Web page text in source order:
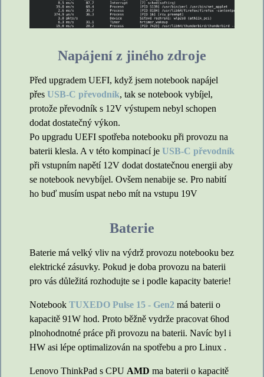
Napájení z jiného zdroje
Před upgradem UEFI, když jsem notebook napájel
přes USB-C převodník, tak se notebook vybíjel,
protože převodník s 12V výstupem nebyl schopen
dodat dostatečný výkon.
Po upgradu UEFI spotřeba notebooku při provozu na
baterii klesla. A v této kompinací je USB-C převodník
při vstupním napětí 12V dodat dostatečnou energii aby
se notebook nevybíjel. Ovšem nenabije se. Pro nabití
ho buď musím uspat nebo mít na vstupu 19V
Baterie
Baterie má velký vliv na výdrž provozu notebooku bez
elektrické zásuvky. Pokud je doba provozu na baterii
pro vás důležitá rozhodujte se i podle kapacity baterie!
Notebook TUXEDO Pulse 15 - Gen2 má baterii o
kapacitě 91W hod. Proto běžně vydrže pracovat 6hod
plnohodnotné práce při provozu na baterii. Navíc byl i
HW asi lépe optimalizován na spotřebu a pro Linux .
Lenovo ThinkPad s CPU AMD ma baterii o kapacitě